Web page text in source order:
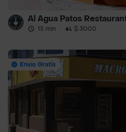
Al Agua Patos
15 min · $ 3000
Envío Gratis